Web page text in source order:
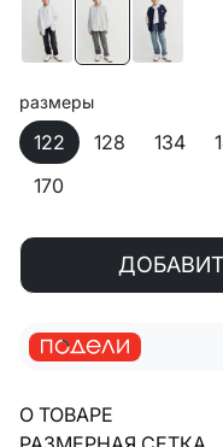
размеры
122 128 134
170
О ТОВАРЕ